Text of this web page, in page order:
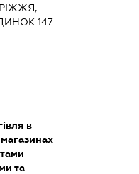
147
в
та